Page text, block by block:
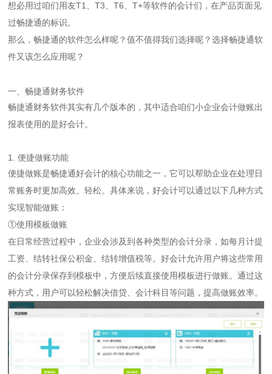
想必用过咱们用友T1、T3、T6、T+等软件的会计们，在产品页面见
过畅捷通的标识。
那么，畅捷通的软件怎么样呢？值不值得我们选择呢？选择畅捷通软
件又该怎么应用呢？
一、畅捷通财务软件
畅捷通财务软件其实有几个版本的，其中适合咱们小企业会计做账出
报表使用的是好会计。
1. 便捷做账功能
便捷做账是畅捷通好会计的核心功能之一，它可以帮助企业在处理日
常账务时更加高效、轻松。具体来说，好会计可以通过以下几种方式
实现智能做账：
①使用模板做账
在日常经营过程中，企业会涉及到各种类型的会计分录，如每月计提
工资、结转社保公积金、结转增值税等。好会计允许用户将这些常用
的会计分录保存到模板中，方便后续直接使用模板进行做账。通过这
种方式，用户可以轻松解决借贷、会计科目等问题，提高做账效率。